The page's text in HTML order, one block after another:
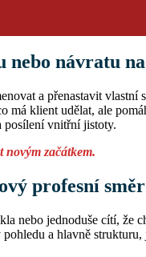
návratu
a přenastavit
klient udělat, ale
posílení vnitřní jistoty.
novým začátkem.
profesní
nebo jednoduše cítí, že
a hlavně